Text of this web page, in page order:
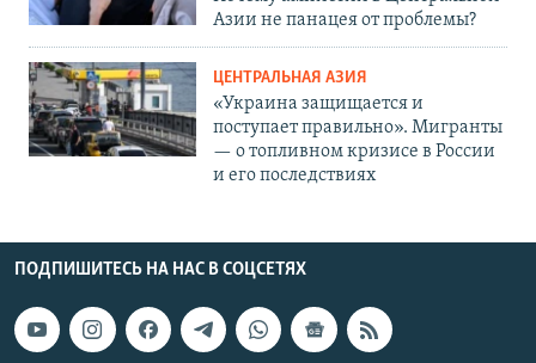
Азии не панацея от проблемы?
ЦЕНТРАЛЬНАЯ АЗИЯ
«Украина защищается и
поступает правильно». Мигранты
— о топливном кризисе в России
и его последствиях
ПОДПИШИТЕСЬ НА НАС В СОЦСЕТЯХ